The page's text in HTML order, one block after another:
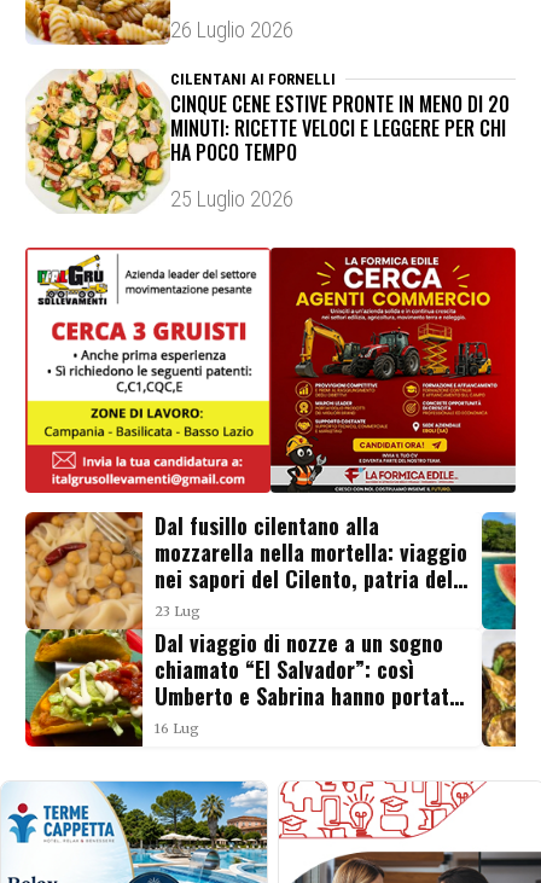
26 Luglio 2026
CILENTANI AI FORNELLI
CINQUE CENE ESTIVE PRONTE IN MENO DI 20
MINUTI: RICETTE VELOCI E LEGGERE PER CHI
HA POCO TEMPO
25 Luglio 2026
Dal fusillo cilentano alla
mozzarella nella mortella: viaggio
nei sapori del Cilento, patria della
Dieta Mediterranea
23 Lug
Dal viaggio di nozze a un sogno
chiamato “El Salvador”: così
Umberto e Sabrina hanno portato
il Messico a Salerno
16 Lug